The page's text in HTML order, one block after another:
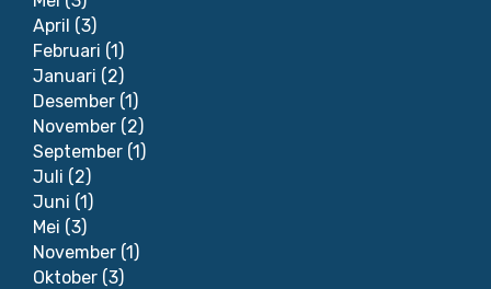
April (3)
Februari (1)
Januari (2)
Desember (1)
November (2)
September (1)
Juli (2)
Juni (1)
Mei (3)
November (1)
Oktober (3)